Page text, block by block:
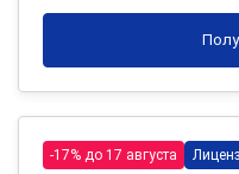
-17% до 17 августа